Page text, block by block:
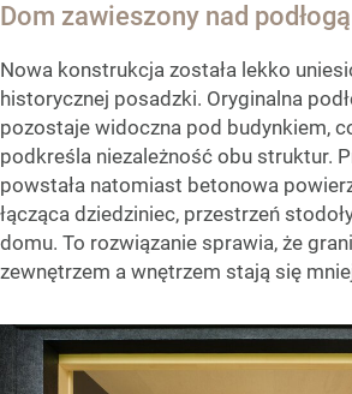
Dom zawieszony nad
Nowa konstrukcja została lekko
historycznej posadzki. Oryginalna
pozostaje widoczna pod budynkiem,
podkreśla niezależność obu struktur.
powstała natomiast betonowa
łącząca dziedziniec, przestrzeń
domu. To rozwiązanie sprawia, że
zewnętrzem a wnętrzem stają się